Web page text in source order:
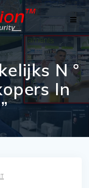
N °
In